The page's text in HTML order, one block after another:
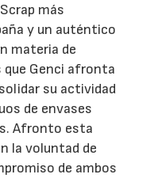
más
y un auténtico
materia de
Genci afronta
su actividad
de envases
Afronto esta
la voluntad de
de ambos